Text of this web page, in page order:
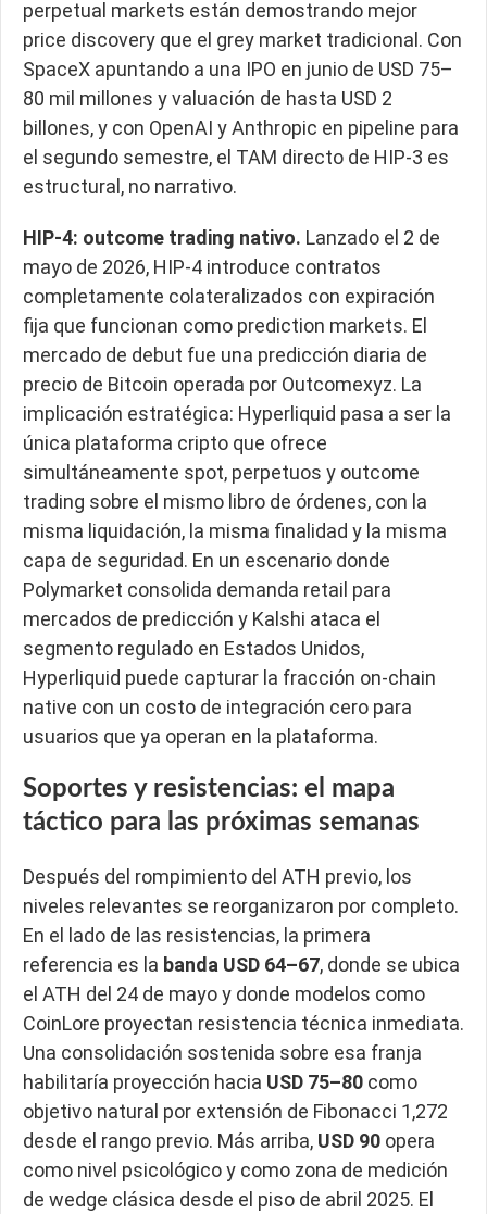
perpetual markets están demostrando mejor
price discovery que el grey market tradicional. Con
SpaceX apuntando a una IPO en junio de USD 75–
80 mil millones y valuación de hasta USD 2
billones, y con OpenAI y Anthropic en pipeline para
el segundo semestre, el TAM directo de HIP-3 es
estructural, no narrativo.
HIP-4: outcome trading nativo. Lanzado el 2 de
mayo de 2026, HIP-4 introduce contratos
completamente colateralizados con expiración
fija que funcionan como prediction markets. El
mercado de debut fue una predicción diaria de
precio de Bitcoin operada por Outcomexyz. La
implicación estratégica: Hyperliquid pasa a ser la
única plataforma cripto que ofrece
simultáneamente spot, perpetuos y outcome
trading sobre el mismo libro de órdenes, con la
misma liquidación, la misma finalidad y la misma
capa de seguridad. En un escenario donde
Polymarket consolida demanda retail para
mercados de predicción y Kalshi ataca el
segmento regulado en Estados Unidos,
Hyperliquid puede capturar la fracción on-chain
native con un costo de integración cero para
usuarios que ya operan en la plataforma.
Soportes y resistencias: el mapa
táctico para las próximas semanas
Después del rompimiento del ATH previo, los
niveles relevantes se reorganizaron por completo.
En el lado de las resistencias, la primera
referencia es la banda USD 64–67, donde se ubica
el ATH del 24 de mayo y donde modelos como
CoinLore proyectan resistencia técnica inmediata.
Una consolidación sostenida sobre esa franja
habilitaría proyección hacia USD 75–80 como
objetivo natural por extensión de Fibonacci 1,272
desde el rango previo. Más arriba, USD 90 opera
como nivel psicológico y como zona de medición
de wedge clásica desde el piso de abril 2025. El